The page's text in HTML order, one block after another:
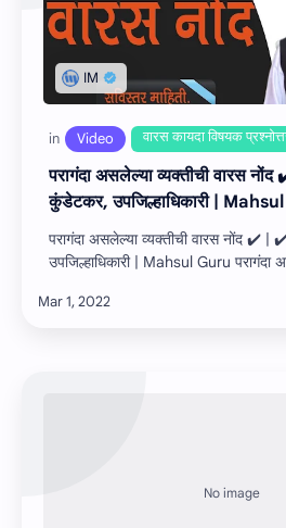
परागंदा असलेल्या व्यक्तीची वारस
कुंडेटकर, उपजिल्हाधिकारी |
परागंदा असलेल्या व्यक्तीची वारस नोंद ✔️
उपजिल्हाधिकारी | Mahsul Guru परागंदा असलेल्या व्यक्तीची वारस